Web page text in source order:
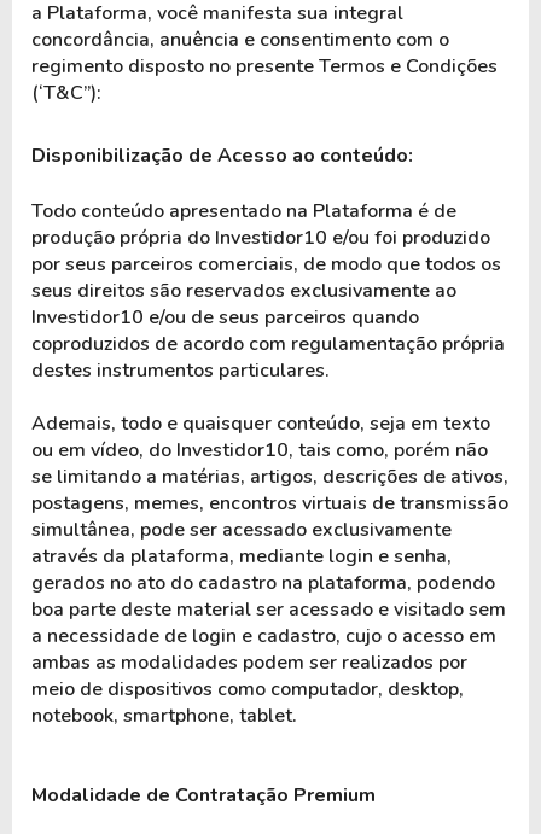
a Plataforma, você manifesta sua integral
concordância, anuência e consentimento com o
regimento disposto no presente Termos e Condições
(‘T&C”):
Disponibilização de Acesso ao conteúdo:
Todo conteúdo apresentado na Plataforma é de
produção própria do Investidor10 e/ou foi produzido
por seus parceiros comerciais, de modo que todos os
seus direitos são reservados exclusivamente ao
Investidor10 e/ou de seus parceiros quando
coproduzidos de acordo com regulamentação própria
destes instrumentos particulares.
Ademais, todo e quaisquer conteúdo, seja em texto
ou em vídeo, do Investidor10, tais como, porém não
se limitando a matérias, artigos, descrições de ativos,
postagens, memes, encontros virtuais de transmissão
simultânea, pode ser acessado exclusivamente
através da plataforma, mediante login e senha,
gerados no ato do cadastro na plataforma, podendo
boa parte deste material ser acessado e visitado sem
a necessidade de login e cadastro, cujo o acesso em
ambas as modalidades podem ser realizados por
meio de dispositivos como computador, desktop,
notebook, smartphone, tablet.
Modalidade de Contratação Premium